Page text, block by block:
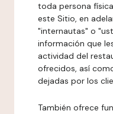
toda persona
este Sitio, en
"internautas" o
información que
actividad del
ofrecidos, así
dejadas por los
También ofrece